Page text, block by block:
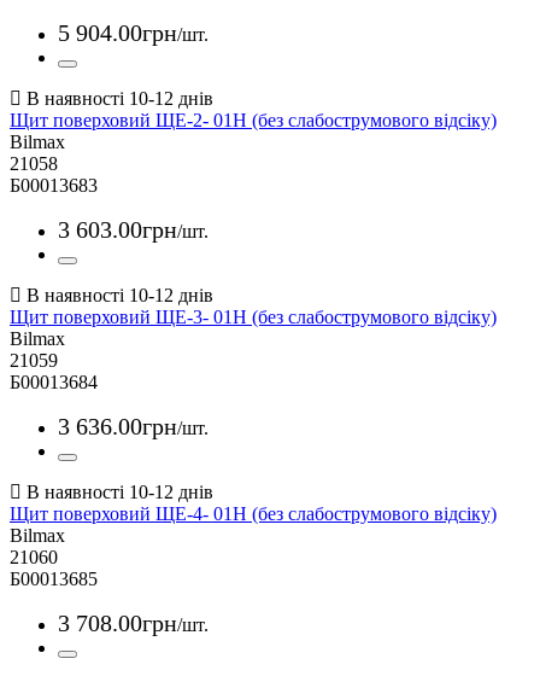
5 904.00грн/шт.
Щит поверховий ЩЕ-2- 01Н (без слабострумового відсіку)
Bilmax
21058
Б00013683
3 603.00грн/шт.
Щит поверховий ЩЕ-3- 01Н (без слабострумового відсіку)
Bilmax
21059
Б00013684
3 636.00грн/шт.
Щит поверховий ЩЕ-4- 01Н (без слабострумового відсіку)
Bilmax
21060
Б00013685
3 708.00грн/шт.